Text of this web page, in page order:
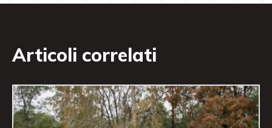
Articoli correlati